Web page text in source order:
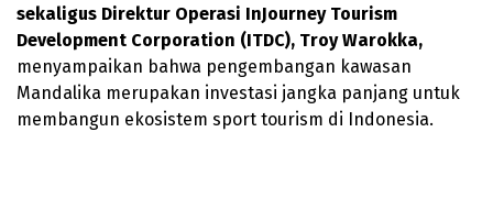
sekaligus Direktur Operasi InJourney Tourism
Development Corporation (ITDC), Troy Warokka,
menyampaikan bahwa pengembangan kawasan
Mandalika merupakan investasi jangka panjang untuk
membangun ekosistem sport tourism di Indonesia.